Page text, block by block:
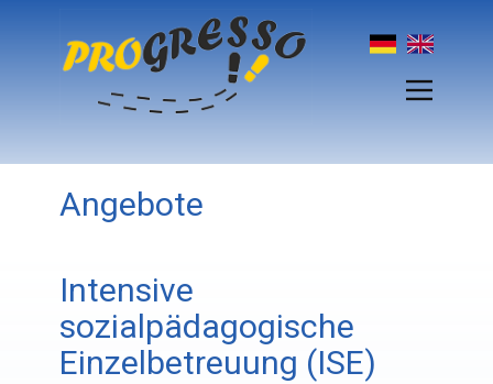
Angebote
Intensive
sozialpädagogische
Einzelbetreuung (ISE)